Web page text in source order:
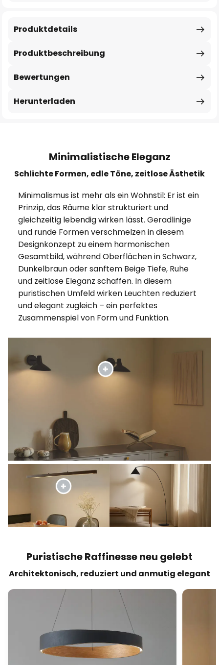
Produktbeschreibung
Produktdetails
Bewertungen
Herunterladen
Minimalistische Eleganz
Schlichte Formen, edle Töne, zeitlose Ästhetik
Minimalismus ist mehr als ein Wohnstil: Er ist ein
Prinzip, das Räume klar strukturiert und
gleichzeitig lebendig wirken lässt. Geradlinige
und runde Formen verschmelzen in diesem
Designkonzept zu einem harmonischen
Gesamtbild, während Oberflächen in Schwarz,
Dunkelbraun oder sanftem Beige Tiefe, Ruhe
und zeitlose Eleganz schaffen. In diesem
puristischen Umfeld wirken Leuchten reduziert
und elegant zugleich – ein perfektes
Zusammenspiel von Form und Funktion.
Puristische Raffinesse neu gelebt
Architektonisch, reduziert und anmutig elegant